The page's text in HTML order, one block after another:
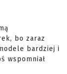
bo zaraz
bardziej i
wspomniał